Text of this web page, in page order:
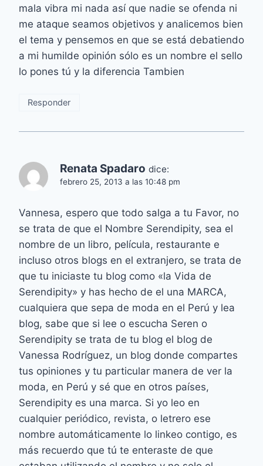
mala vibra mi nada así que nadie se ofenda ni
me ataque seamos objetivos y analicemos bien
el tema y pensemos en que se está debatiendo
a mi humilde opinión sólo es un nombre el sello
lo pones tú y la diferencia Tambien
Responder
Renata Spadaro dice:
febrero 25, 2013 a las 10:48 pm
Vannesa, espero que todo salga a tu Favor, no
se trata de que el Nombre Serendipity, sea el
nombre de un libro, película, restaurante e
incluso otros blogs en el extranjero, se trata de
que tu iniciaste tu blog como «la Vida de
Serendipity» y has hecho de el una MARCA,
cualquiera que sepa de moda en el Perú y lea
blog, sabe que si lee o escucha Seren o
Serendipity se trata de tu blog el blog de
Vanessa Rodríguez, un blog donde compartes
tus opiniones y tu particular manera de ver la
moda, en Perú y sé que en otros países,
Serendipity es una marca. Si yo leo en
cualquier periódico, revista, o letrero ese
nombre automáticamente lo linkeo contigo, es
más recuerdo que tú te enteraste de que